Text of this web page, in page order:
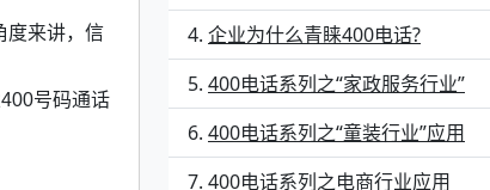
度来讲，信
号码通话
企业为什么青睐400电话?
400电话系列之“家政服务行业”
400电话系列之“童装行业”应用
400电话系列之电商行业应用